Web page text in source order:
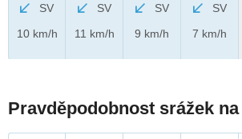
SV
10 km/h
SV
11 km/h
SV
9 km/h
SV
7 km/h
Pravděpodobnost srážek